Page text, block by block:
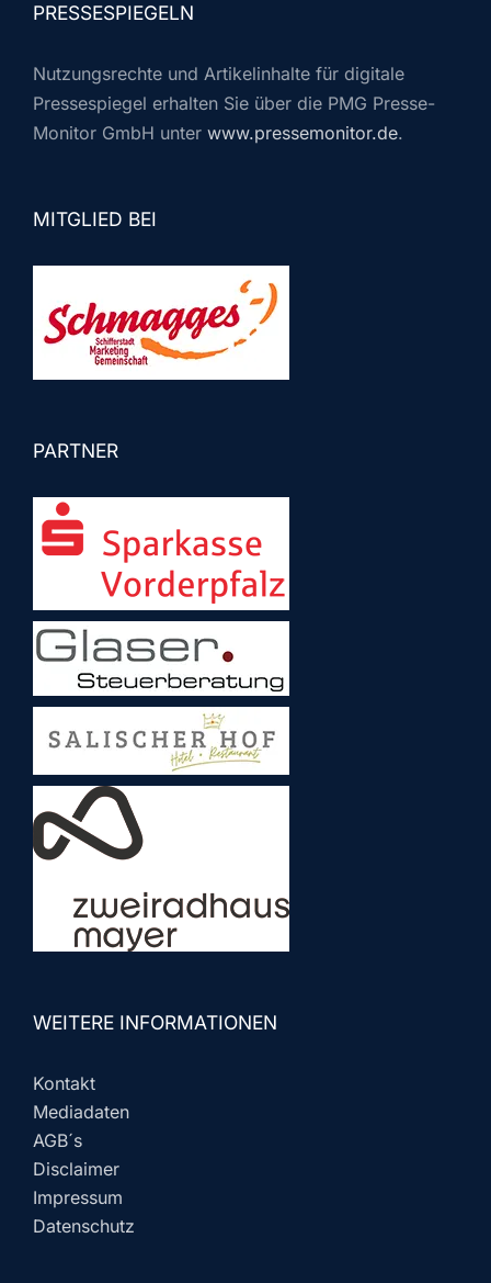
PRESSESPIEGELN
Nutzungsrechte und Artikelinhalte für digitale
Pressespiegel erhalten Sie über die PMG Presse-
Monitor GmbH unter www.pressemonitor.de.
MITGLIED BEI
PARTNER
WEITERE INFORMATIONEN
Kontakt
Mediadaten
AGB´s
Disclaimer
Impressum
Datenschutz